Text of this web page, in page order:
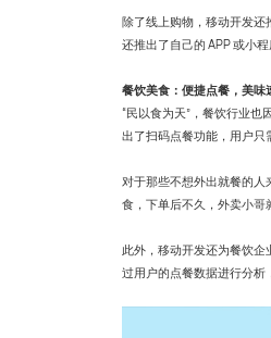
除了线上购物，移动开发
还推出了自己的 APP 或小
餐饮美食：便捷点餐，美味
“民以食为天”，餐饮行业
出了扫码点餐功能，用户只
对于那些不想外出就餐的
食，下单后不久，外卖小哥
此外，移动开发还为餐饮
过用户的点餐数据进行分析